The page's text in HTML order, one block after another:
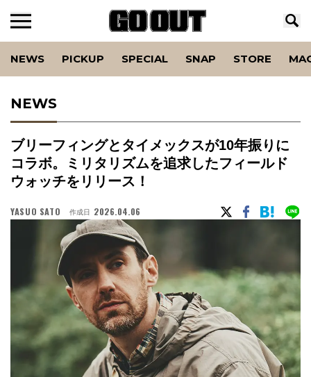
NEWS PICKUP SPECIAL SNAP STORE
NEWS
ブリーフィングとタイメックスが10年振りに
コラボ。ミリタリズムを追求したフィールド
ウォッチをリリース！
YASUO SATO 作成日 2026.04.06